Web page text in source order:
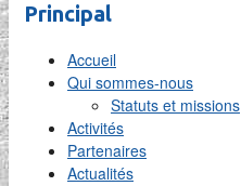
Principal
Accueil
Qui sommes-nous
Statuts et missions
Activités
Partenaires
Actualités